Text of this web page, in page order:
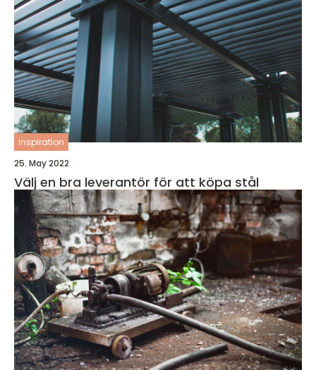
inspiration
25. May 2022
Välj en bra leverantör för att köpa stål